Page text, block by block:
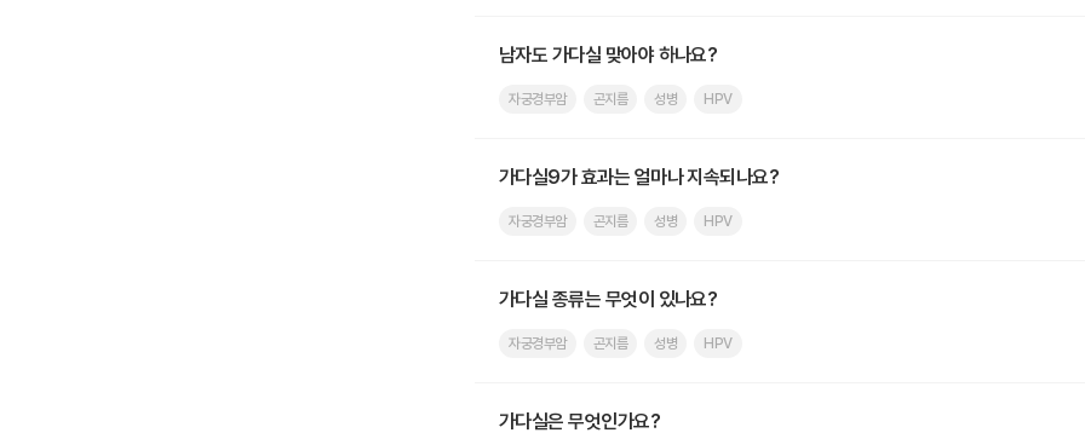
남자도 가다실 맞아야 하나요?
자궁경부암 곤지름 성병 HPV
가다실9가 효과는 얼마나 지속되나요?
자궁경부암 곤지름 성병 HPV
가다실 종류는 무엇이 있나요?
자궁경부암 곤지름 성병 HPV
가다실은 무엇인가요?